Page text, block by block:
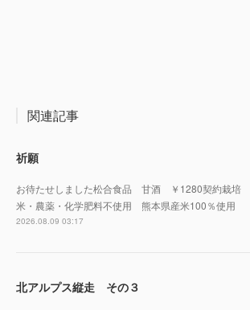
関連記事
祈願
お待たせしました松合食品 甘酒 ￥1280契約栽培
米・農薬・化学肥料不使用 熊本県産米100％使用
2026.08.09 03:17
北アルプス縦走 その３